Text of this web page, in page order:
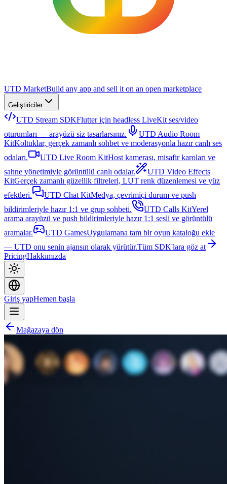
UTD MarketBuild any app and sell it on an open marketplace
Geliştiriciler
UTD Stream SDKFlutter için headless LiveKit ses/video
oturumları — arayüzü siz tasarlarsınız.
UTD Audio Room
KitKoltuklar, gerçek zamanlı sohbet ve moderasyonla hazır canlı ses
odaları.
UTD Live Room KitHost kamerası, misafir karoları ve
sahne yönetimiyle görüntülü canlı odalar.
UTD Video Effects
KitGerçek zamanlı güzellik filtreleri, LUT renk düzenlemesi ve yüz
efektleri.
UTD Chat KitMedya, çevrimiçi durum ve push
bildirimleriyle hazır 1:1 ve grup sohbeti.
UTD Calls KitYerel
arama arayüzü ve push bildirimleriyle hazır 1:1 sesli ve görüntülü
aramalar.
UTD GamesUygulamana tam bir oyun kataloğu ekle
— UTD onu senin ajansın olarak yürütür.Tüm SDK'lara göz at
PricingHakkımızda
Giriş yapHemen başla
Mağazaya dön